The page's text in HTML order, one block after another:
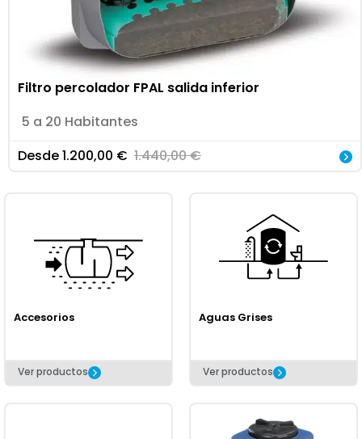
Filtro percolador FPAL salida inferior
5 a 20 Habitantes
Desde1.200,00 € 1.440,00€
Accesorios
Ver productos
Aguas Grises
Ver productos